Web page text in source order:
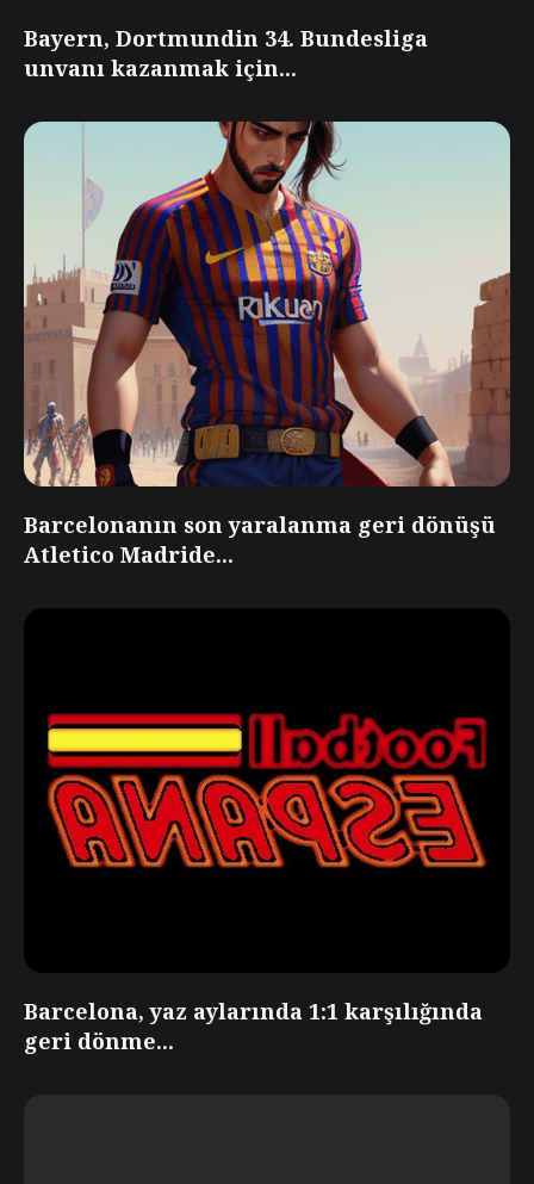
Bayern, Dortmundin 34. Bundesliga
unvanı kazanmak için...
Barcelonanın son yaralanma geri dönüşü
Atletico Madride...
Barcelona, yaz aylarında 1:1 karşılığında
geri dönme...